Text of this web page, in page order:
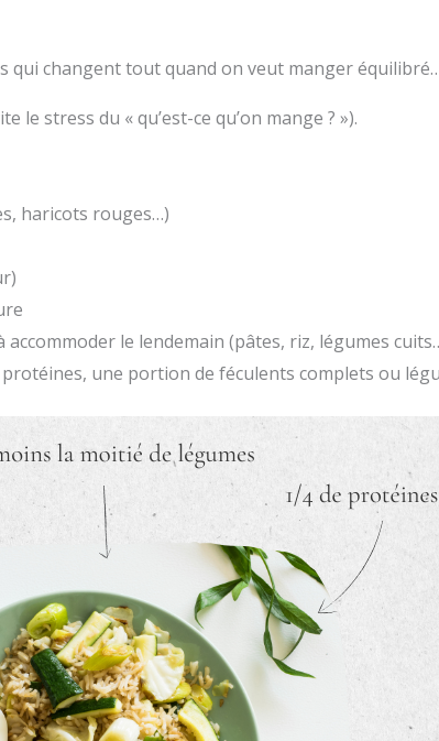
qui changent tout quand on veut manger
le stress du « qu’est-ce qu’on mange ? »).
haricots rouges…)
le lendemain (pâtes, riz, légumes
une portion de féculents complets ou